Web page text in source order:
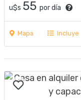
u$s 55 por día
Mapa Incluye